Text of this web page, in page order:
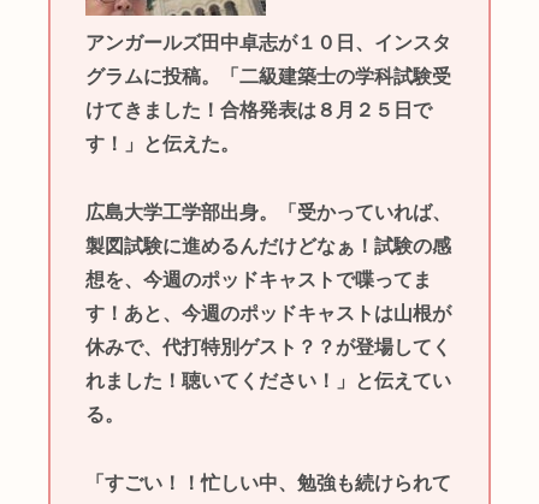
アンガールズ田中卓志が１０日、インスタ
グラムに投稿。「二級建築士の学科試験受
けてきました！合格発表は８月２５日で
す！」と伝えた。
広島大学工学部出身。「受かっていれば、
製図試験に進めるんだけどなぁ！試験の感
想を、今週のポッドキャストで喋ってま
す！あと、今週のポッドキャストは山根が
休みで、代打特別ゲスト？？が登場してく
れました！聴いてください！」と伝えてい
る。
「すごい！！忙しい中、勉強も続けられて